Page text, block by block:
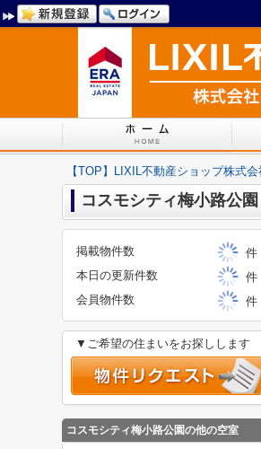
【TOP】LIXIL不動産ショップ株式
コスモシティ梅小路公園
掲載物件数
件
本日の更新件数
件
会員物件数
件
▼ご希望の住まいをお探しします
コスモシティ梅小路公園の他の空室